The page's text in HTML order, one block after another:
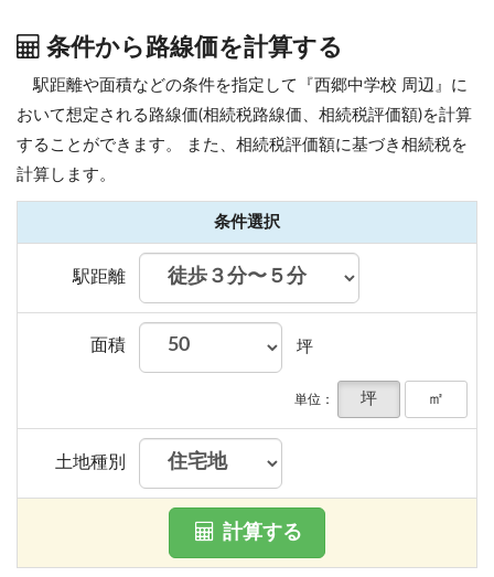
条件から路線価を計算する
駅距離や面積などの条件を指定して『西郷中学校 周辺』に
おいて想定される路線価(相続税路線価、相続税評価額)を計算
することができます。
また、相続税評価額に基づき相続税を
計算します。
条件選択
駅距離
面積 坪
単位： 坪 ㎡
土地種別
計算する